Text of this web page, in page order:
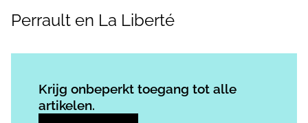
Perrault en La Liberté
Krijg onbeperkt toegang tot alle
artikelen.